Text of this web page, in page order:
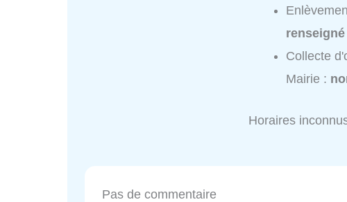
renseigné
Collecte
Mairie :
Horaires
Pas de commentaire